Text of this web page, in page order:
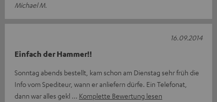
Michael M.
Einfach der Hammer!!
Sonntag abends bestellt, kam schon am Dienstag sehr früh die
Info vom Spediteur, wann er anliefern dürfe. Ein Telefonat,
dann war alles gekl
Komplette Bewertung lesen
16.09.2014